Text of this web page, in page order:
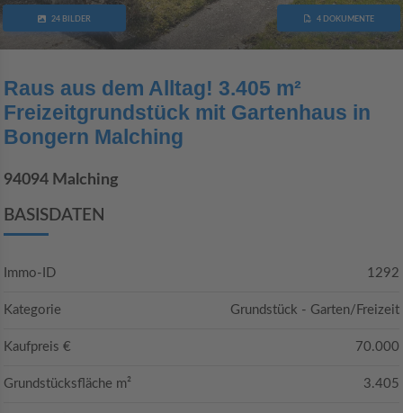
24 BILDER 4 DOKUMENTE
Raus aus dem Alltag! 3.405 m²
Freizeitgrundstück mit Gartenhaus in
Bongern Malching
94094 Malching
BASISDATEN
Immo-ID 1292
Kategorie Grundstück - Garten/Freizeit
Kaufpreis € 70.000
Grundstücksfläche m² 3.405